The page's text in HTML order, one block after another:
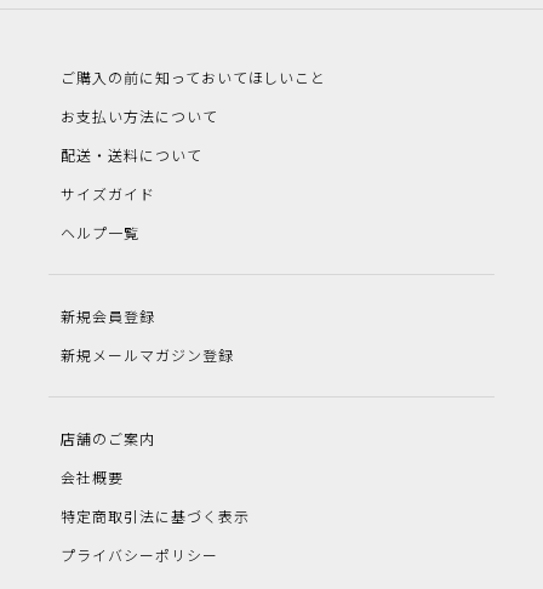
ご購入の前に知っておいてほしいこと
お支払い方法について
配送・送料について
サイズガイド
ヘルプ一覧
新規会員登録
新規メールマガジン登録
店舗のご案内
会社概要
特定商取引法に基づく表示
プライバシーポリシー